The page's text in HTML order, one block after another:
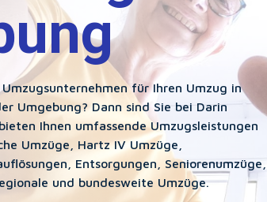
Umzugsunternehmen für Ihren Umzug in
Umgebung? Dann sind Sie bei Darin
Ihnen umfassende Umzugsleistungen
Umzüge, Hartz IV Umzüge,
Entsorgungen, Seniorenumzüge,
und bundesweite Umzüge.